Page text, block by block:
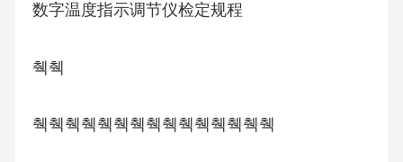
数字温度指示调节仪检定规程
췍췍
췍췍췍췍췍췍췍췍췍췍췍췍췍췍췍